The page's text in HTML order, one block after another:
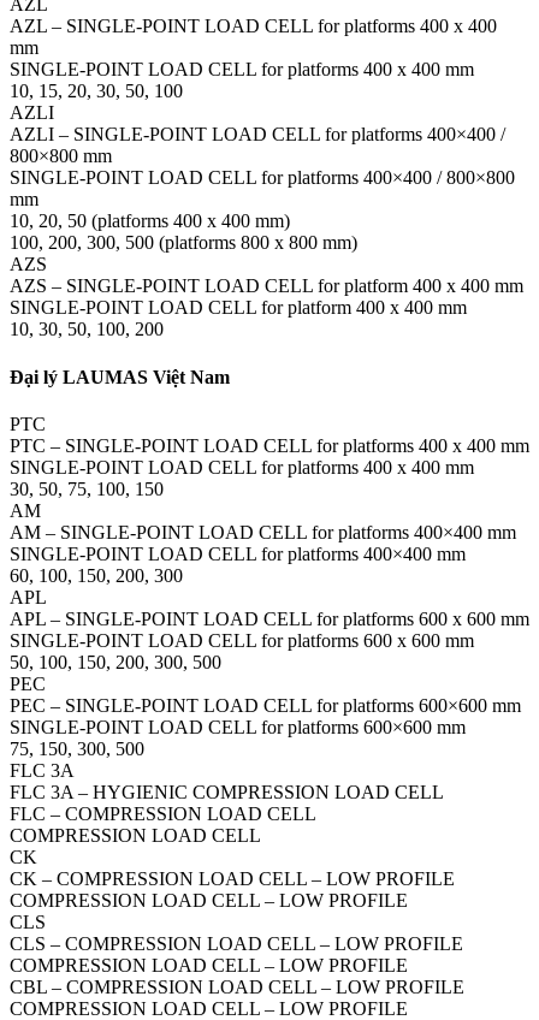
AZL
AZL – SINGLE-POINT LOAD CELL for platforms 400 x 400
mm
SINGLE-POINT LOAD CELL for platforms 400 x 400 mm
10, 15, 20, 30, 50, 100
AZLI
AZLI – SINGLE-POINT LOAD CELL for platforms 400×400 /
800×800 mm
SINGLE-POINT LOAD CELL for platforms 400×400 / 800×800
mm
10, 20, 50 (platforms 400 x 400 mm)
100, 200, 300, 500 (platforms 800 x 800 mm)
AZS
AZS – SINGLE-POINT LOAD CELL for platform 400 x 400 mm
SINGLE-POINT LOAD CELL for platform 400 x 400 mm
10, 30, 50, 100, 200
Đại lý LAUMAS Việt Nam
PTC
PTC – SINGLE-POINT LOAD CELL for platforms 400 x 400 mm
SINGLE-POINT LOAD CELL for platforms 400 x 400 mm
30, 50, 75, 100, 150
AM
AM – SINGLE-POINT LOAD CELL for platforms 400×400 mm
SINGLE-POINT LOAD CELL for platforms 400×400 mm
60, 100, 150, 200, 300
APL
APL – SINGLE-POINT LOAD CELL for platforms 600 x 600 mm
SINGLE-POINT LOAD CELL for platforms 600 x 600 mm
50, 100, 150, 200, 300, 500
PEC
PEC – SINGLE-POINT LOAD CELL for platforms 600×600 mm
SINGLE-POINT LOAD CELL for platforms 600×600 mm
75, 150, 300, 500
FLC 3A
FLC 3A – HYGIENIC COMPRESSION LOAD CELL
FLC – COMPRESSION LOAD CELL
COMPRESSION LOAD CELL
CK
CK – COMPRESSION LOAD CELL – LOW PROFILE
COMPRESSION LOAD CELL – LOW PROFILE
CLS
CLS – COMPRESSION LOAD CELL – LOW PROFILE
COMPRESSION LOAD CELL – LOW PROFILE
CBL – COMPRESSION LOAD CELL – LOW PROFILE
COMPRESSION LOAD CELL – LOW PROFILE